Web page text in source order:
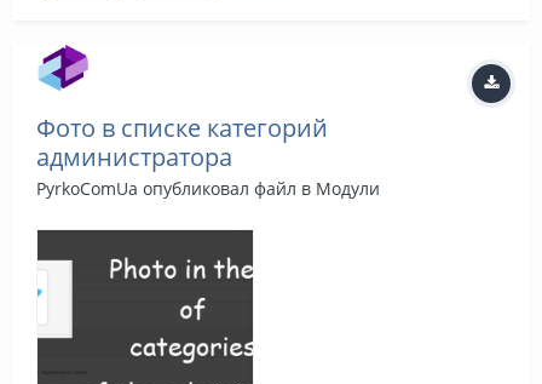
Фото в списке категорий
администратора
PyrkoComUa опубликовал файл в Модули